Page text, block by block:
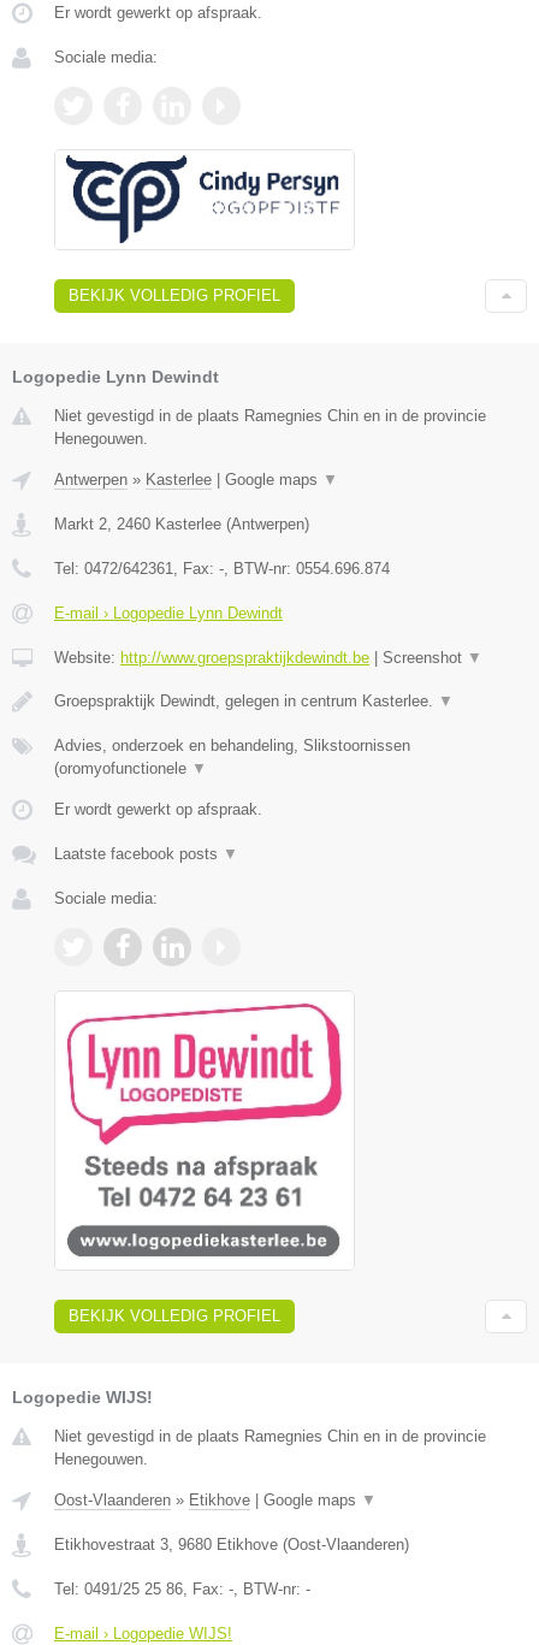
Er wordt gewerkt op afspraak.
Sociale media:
BEKIJK VOLLEDIG PROFIEL
Logopedie Lynn Dewindt
Niet gevestigd in de plaats Ramegnies Chin en in de provincie
Henegouwen.
Antwerpen » Kasterlee Google maps ▼
Markt 2, 2460 Kasterlee (Antwerpen)
Tel: 0472/642361, Fax: -, BTW-nr: 0554.696.874
E-mail › Logopedie Lynn Dewindt
Website: http://www.groepspraktijkdewindt.be Screenshot ▼
Groepspraktijk Dewindt, gelegen in centrum Kasterlee. ▼
Advies, onderzoek en behandeling, Slikstoornissen
(oromyofunctionele ▼
Er wordt gewerkt op afspraak.
Laatste facebook posts ▼
Sociale media:
BEKIJK VOLLEDIG PROFIEL
Logopedie WIJS!
Niet gevestigd in de plaats Ramegnies Chin en in de provincie
Henegouwen.
Oost-Vlaanderen » Etikhove Google maps ▼
Etikhovestraat 3, 9680 Etikhove (Oost-Vlaanderen)
Tel: 0491/25 25 86, Fax: -, BTW-nr: -
E-mail › Logopedie WIJS!